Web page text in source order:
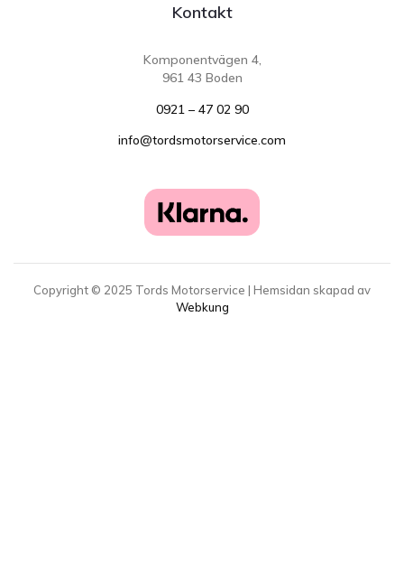
Kontakt
Komponentvägen 4,
961 43 Boden
0921 – 47 02 90
info@tordsmotorservice.com
Copyright © 2025 Tords Motorservice | Hemsidan skapad av
Webkung